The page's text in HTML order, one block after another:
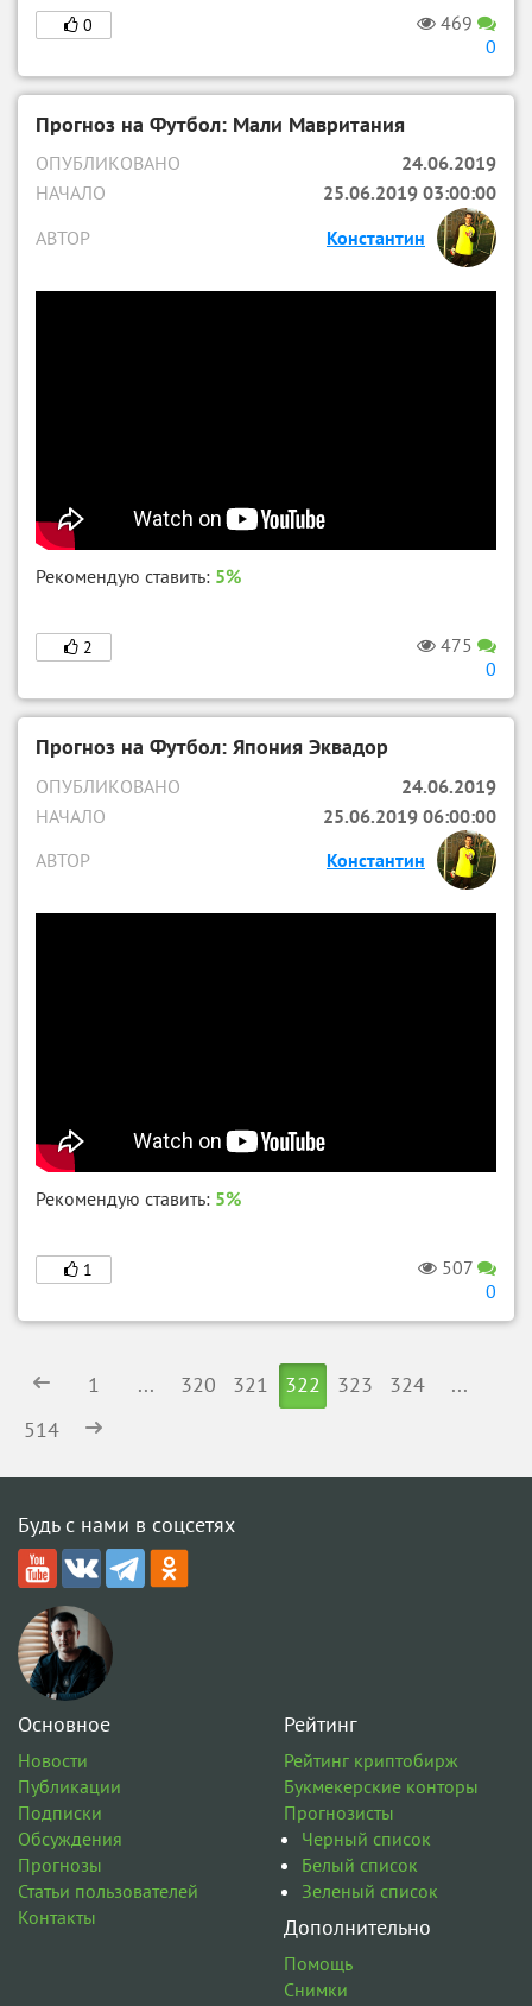
0
469
0
Прогноз на Футбол: Мали Мавритания
ОПУБЛИКОВАНО
24.06.2019
НАЧАЛО
25.06.2019 03:00:00
АВТОР
Константин
Рекомендую ставить: 5%
2
475
0
Прогноз на Футбол: Япония Эквадор
ОПУБЛИКОВАНО
24.06.2019
НАЧАЛО
25.06.2019 06:00:00
АВТОР
Константин
Рекомендую ставить: 5%
1
507
0
1 ... 320 321 322 323 324
...
514
Будь с нами в соцсетях
Основное
Новости
Публикации
Подписки
Обсуждения
Прогнозы
Статьи пользователей
Контакты
Рейтинг
Рейтинг криптобирж
Букмекерские конторы
Прогнозисты
Черный список
Белый список
Зеленый список
Дополнительно
Помощь
Снимки